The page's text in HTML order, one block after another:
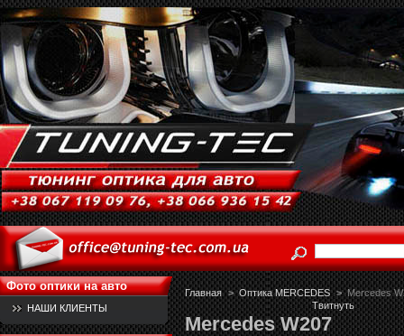
Фото оптики на авто
НАШИ КЛИЕНТЫ
Главная > Оптика MERCEDES > Mercedes
Твитнуть
Mercedes W207